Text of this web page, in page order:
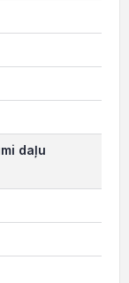
daļu